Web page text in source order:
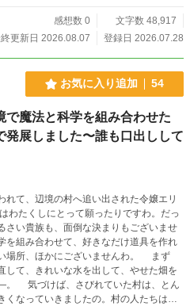
感想数 0
文字数 48,917
更新日 2026.08.07
登録日 2026.07.28
お気に入り追加 54
魔法と科学を組み合わせた
発展しました〜誰も口出しして
れて、辺境の村へ追い出された令嬢エリ
さい貴族も、面倒な決まりもございませ
を組み合わせて、好きなだけ道具を作れ
所、ほかにございませんわ。 まず
して、きれいな水を出して、やせた畑を
。 気づけば、さびれていた村は、とん
くなっていきましたの。村の人たちはわ